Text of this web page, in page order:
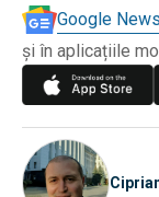
Google News
și în aplicațiile